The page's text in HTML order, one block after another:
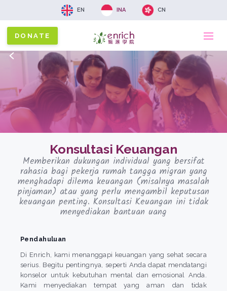
EN INA CN
DONATE
Back
Konsultasi Keuangan
Memberikan dukungan individual yang bersifat
rahasia bagi pekerja rumah tangga migran yang
menghadapi dilema keuangan (misalnya masalah
pinjaman) atau yang perlu mengambil keputusan
keuangan penting. Konsultasi Keuangan ini tidak
menyediakan bantuan uang
Pendahuluan
Di Enrich, kami menanggapi keuangan yang sehat secara
serius. Begitu pentingnya, seperti Anda dapat mendatangi
konselor untuk kebutuhan mental dan emosional Anda.
Kami menyediakan tempat yang aman dan tidak